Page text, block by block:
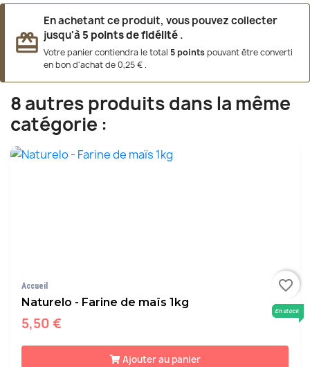
redeem
En achetant ce produit, vous pouvez collecter
jusqu'à 5 points de fidélité .
Votre panier contiendra le total 5pointspouvant être converti
en bon d'achat de0,25 € .
8 autres produits dans la même
catégorie :
Accueil
Naturelo - Farine de maïs 1kg
5,50 €
En stock
Ajouter au panier
favorite_border